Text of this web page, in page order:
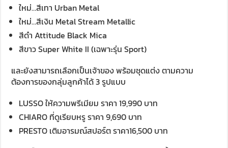
ใหม่…สีเทา Urban Metal
ใหม่…สีเงิน Metal Stream Metallic
สีดำ Attitude Black Mica
สีขาว Super White II (เฉพาะรุ่น Sport)
และยังสามารถเลือกเป็นเจ้าของ พร้อมชุดแต่ง ตามความ
ต้องการของกลุ่มลูกค้าได้ 3 รูปแบบ
LUSSO ให้ความพรีเมียม ราคา 19,990 บาท
CHIARO ที่ดูเรียบหรู ราคา 9,690 บาท
PRESTO เติมอารมณ์สปอร์ต ราคา16,500 บาท